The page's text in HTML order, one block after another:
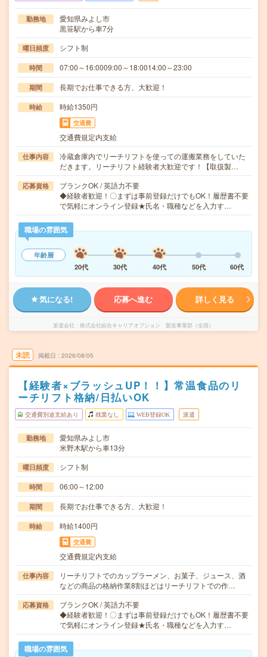
勤務地
愛知県みよし市
黒笹駅から車7分
曜日頻度 シフト制
時間 07:00～16:0009:00～18:0014:00～23:00
期間 長期でお仕事できる方、大歓迎！
時給 時給1350円
交通費
交通費規定内支給
仕事内容
冷蔵倉庫内でリーチリフトを使っての運搬業務をしていた
だきます。リーチリフト経験者大歓迎です！【取扱製…
応募資格
ブランクOK / 英語力不要
◆経験者歓迎！〇まずは事前登録だけでもOK！履歴書不要
で気軽にオンライン登録★氏名・職種などを入力す…
職場の雰囲気
年齢層
20代
30代 40代 50代 60代
気になる! 応募へ進む 詳しく見る
派遣会社 株式会社綜合キャリアオプション 製造事業部（全国）
未読 掲載日 2026/08/05
【経験者×ブラッシュUP！！】常温食品のリ
ーチリフト格納/日払いOK
交通費別途支給あり 残業なし WEB登録OK 派遣
勤務地
愛知県みよし市
米野木駅から車13分
曜日頻度 シフト制
時間 06:00～12:00
期間 長期でお仕事できる方、大歓迎！
時給 時給1400円
交通費
交通費規定内支給
仕事内容
リーチリフトでのカップラーメン、お菓子、ジュース、酒
などの商品の格納作業8割ほどはリーチリフトでの作…
応募資格
ブランクOK / 英語力不要
◆経験者歓迎！〇まずは事前登録だけでもOK！履歴書不要
で気軽にオンライン登録★氏名・職種などを入力す…
職場の雰囲気